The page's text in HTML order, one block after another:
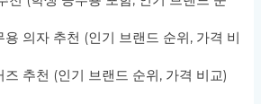
용 의자 추천 (인기 브랜드 순위, 가격 비
즈 추천 (인기 브랜드 순위, 가격 비교)